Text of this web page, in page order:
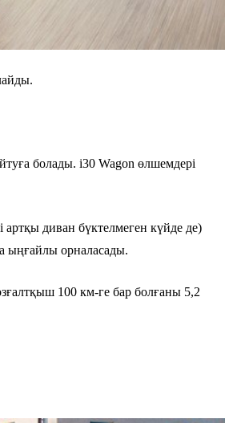
болады. i30 Wagon өлшемдері
артқы диван бүктелмеген күйде де)
ыңғайлы орналасады.
100 км-ге бар болғаны 5,2